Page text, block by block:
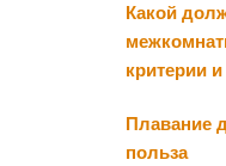
Какой
критерии
Плавание
польза